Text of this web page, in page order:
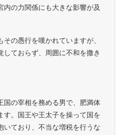
内の力関係にも大きな影響が及
の愚行を嘆かれていますが、
しておらず、周囲に不和を撒き
国の宰相を務める男で、肥満体
す。国王や王太子を操って国を
いており、不当な増税を行うな